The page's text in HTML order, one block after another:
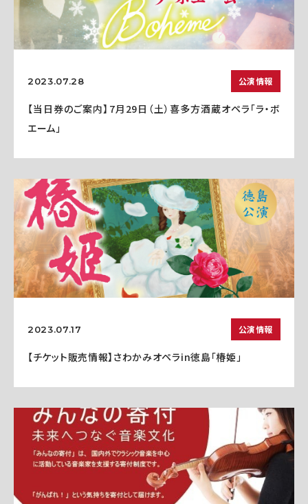
2023.07.28 公演情報
【当日券のご案内】7月29日（土）喜多方酒蔵オペラ「ラ・ボ
エーム」
2023.07.17 公演情報
【チケット販売情報】さわかみオペラin徳島「椿姫」